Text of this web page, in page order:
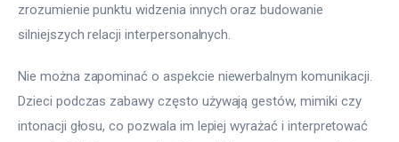
zrozumienie punktu widzenia innych oraz budowanie
silniejszych relacji interpersonalnych.
Nie można zapominać o aspekcie niewerbalnym komunikacji.
Dzieci podczas zabawy często używają gestów, mimiki czy
intonacji głosu, co pozwala im lepiej wyrażać i interpretować